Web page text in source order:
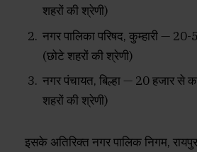
शहरों की श्रेणी)
नगर पालिका परिषद, कुम्हारी —
(छोटे शहरों की श्रेणी)
नगर पंचायत, बिल्हा — 20 हजार
शहरों की श्रेणी)
इसके अतिरिक्त नगर पालिक निगम,